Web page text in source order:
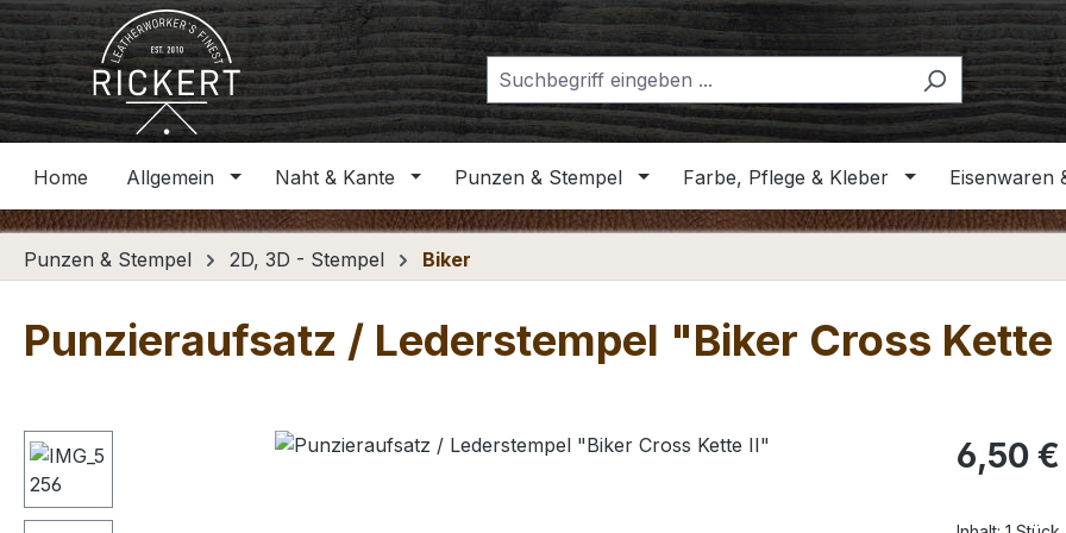
Hauptinhalt springen
Zur Suche springen
Zur Hauptnavigation springen
Home Allgemein Naht & Kante Punzen & Stempel Farbe, Pflege & Kleber Eisenwaren
Punzen & Stempel 2D, 3D - Stempel Biker
Punzieraufsatz / Lederstempel "Biker Cross Kette
Bildergalerie überspringen Regulärer
6,50 €